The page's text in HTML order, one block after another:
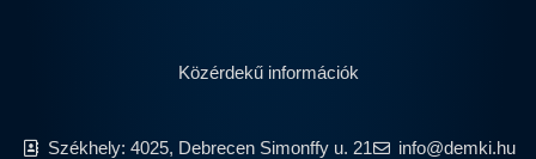
Közérdekű információk
Székhely: 4025, Debrecen Simonffy u. 21 info@demki.hu